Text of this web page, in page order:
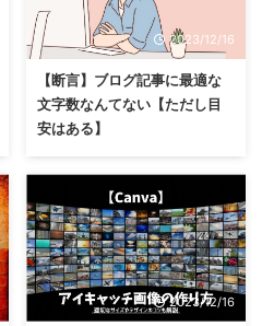
2023/12/16
【断言】ブログ記事に最適な
文字数なんてない【ただし目
安はある】
2023/12/16